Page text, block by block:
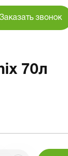
звонок
70л